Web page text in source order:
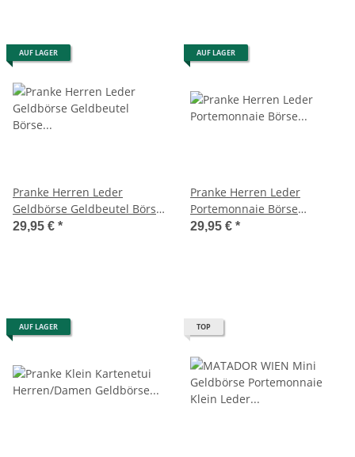
AUF LAGER
Pranke Herren Leder
Geldbörse Geldbeutel Börse
Brieftasche Portemonnaie
29,95 € *
AUF LAGER
Pranke Herren Leder
Portemonnaie Börse
Geldbörse Geldbeutel
29,95 € *
AUF LAGER TOP